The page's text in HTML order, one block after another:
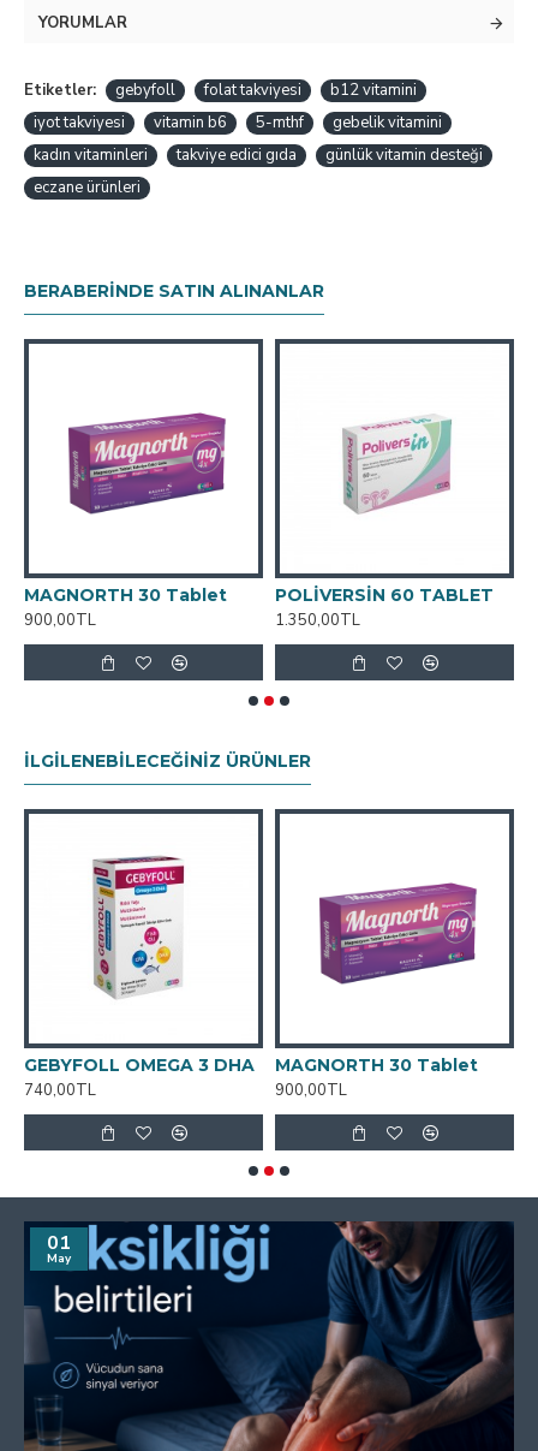
YORUMLAR
Etiketler: gebyfoll folat takviyesi
b12 vitamini
iyot takviyesi
vitamin b6 5-mthf
gebelik vitamini
kadın vitaminleri
takviye edici gıda
günlük vitamin desteği
eczane ürünleri
BERABERINDE SATIN ALINANLAR
MAGNORTH 30 Tablet
900,00TL
POLİVERSİN 60 TABLET
1.350,00TL
İLGILENEBILECEĞINIZ ÜRÜNLER
GEBYFOLL OMEGA 3 DHA
740,00TL
MAGNORTH 30 Tablet
900,00TL
01
May